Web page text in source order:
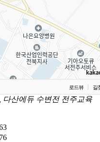
로드뷰 길
다산에듀 수변전 전주교육